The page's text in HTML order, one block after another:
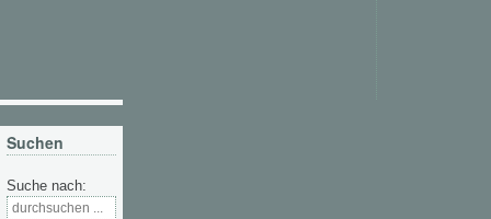
Suchen
Suche nach: